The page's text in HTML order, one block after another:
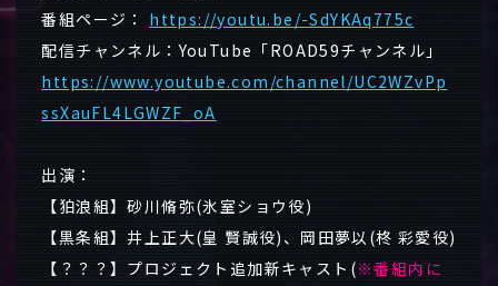
番組ページ： https://youtu.be/-SdYKAq775c
配信チャンネル：YouTube「ROAD59チャンネル」
https://www.youtube.com/channel/UC2WZvPp
ssXauFL4LGWZF_oA
出演：
【狛浪組】砂川脩弥(氷室ショウ役)
【黒条組】井上正大(皇 賢誠役)、岡田夢以(柊 彩愛役)
【？？？】プロジェクト追加新キャスト(※番組内に